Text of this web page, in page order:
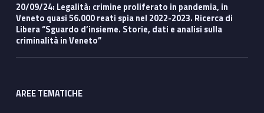
20/09/24: Legalità: crimine proliferato in pandemia, in
Veneto quasi 56.000 reati spia nel 2022-2023. Ricerca di
Libera “Sguardo d’insieme. Storie, dati e analisi sulla
criminalità in Veneto”
AREE TEMATICHE